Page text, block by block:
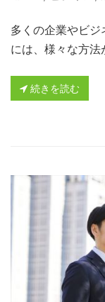
多くの企業やビ
には、様々な方法
続きを読む